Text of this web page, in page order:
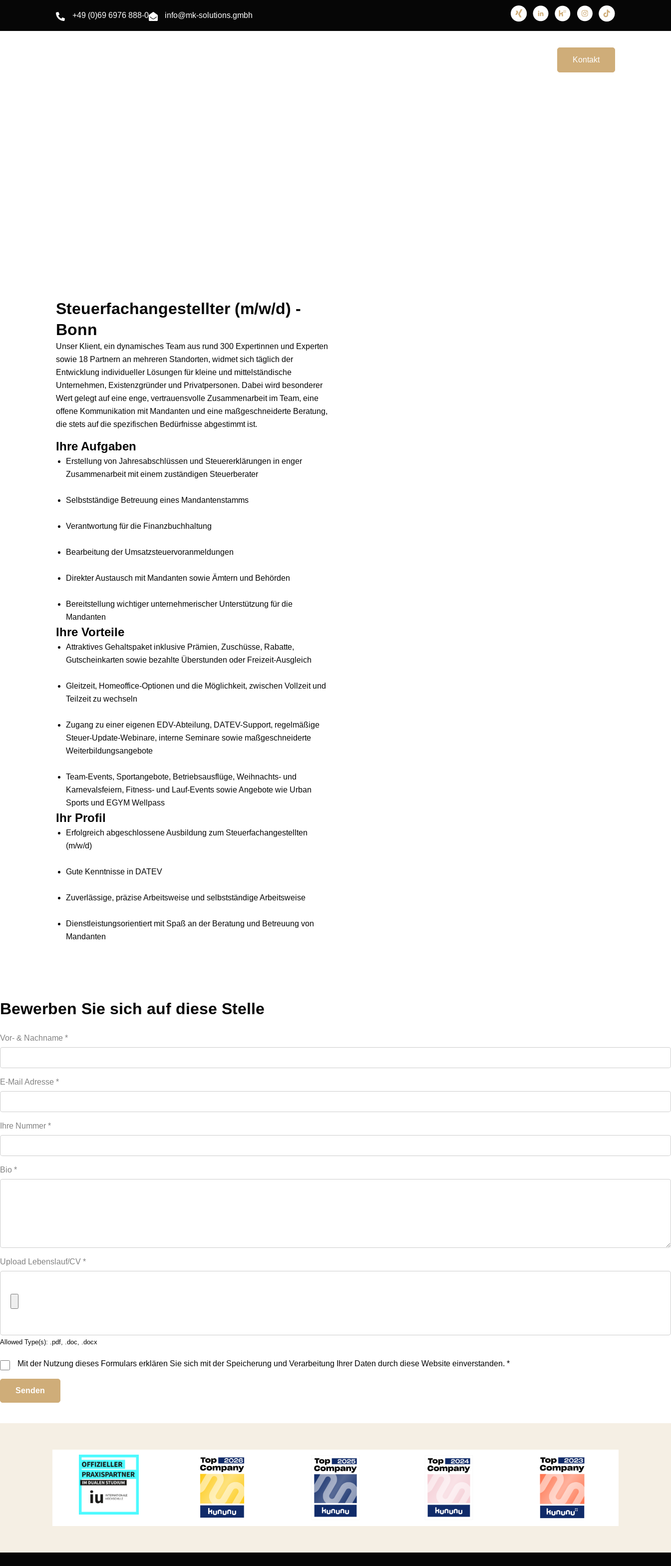
+49 (0)69 6976 888-0 info@mk-solutions.gmbh
Kontakt
Steuerfachangestellter (m/w/d) -
Bonn
Unser Klient, ein dynamisches Team aus rund 300 Expertinnen und Experten
sowie 18 Partnern an mehreren Standorten, widmet sich täglich der
Entwicklung individueller Lösungen für kleine und mittelständische
Unternehmen, Existenzgründer und Privatpersonen. Dabei wird besonderer
Wert gelegt auf eine enge, vertrauensvolle Zusammenarbeit im Team, eine
offene Kommunikation mit Mandanten und eine maßgeschneiderte Beratung,
die stets auf die spezifischen Bedürfnisse abgestimmt ist.
Ihre Aufgaben
Erstellung von Jahresabschlüssen und Steuererklärungen in enger
Zusammenarbeit mit einem zuständigen Steuerberater
Selbstständige Betreuung eines Mandantenstamms
Verantwortung für die Finanzbuchhaltung
Bearbeitung der Umsatzsteuervoranmeldungen
Direkter Austausch mit Mandanten sowie Ämtern und Behörden
Bereitstellung wichtiger unternehmerischer Unterstützung für die
Mandanten
Ihre Vorteile
Attraktives Gehaltspaket inklusive Prämien, Zuschüsse, Rabatte,
Gutscheinkarten sowie bezahlte Überstunden oder Freizeit-Ausgleich
Gleitzeit, Homeoffice-Optionen und die Möglichkeit, zwischen Vollzeit und
Teilzeit zu wechseln
Zugang zu einer eigenen EDV-Abteilung, DATEV-Support, regelmäßige
Steuer-Update-Webinare, interne Seminare sowie maßgeschneiderte
Weiterbildungsangebote
Team-Events, Sportangebote, Betriebsausflüge, Weihnachts- und
Karnevalsfeiern, Fitness- und Lauf-Events sowie Angebote wie Urban
Sports und EGYM Wellpass
Ihr Profil
Erfolgreich abgeschlossene Ausbildung zum Steuerfachangestellten
(m/w/d)
Gute Kenntnisse in DATEV
Zuverlässige, präzise Arbeitsweise und selbstständige Arbeitsweise
Dienstleistungsorientiert mit Spaß an der Beratung und Betreuung von
Mandanten
Bewerben Sie sich auf diese Stelle
Vor- & Nachname *
E-Mail Adresse *
Ihre Nummer *
Bio *
Upload Lebenslauf/CV *
Allowed Type(s): .pdf, .doc, .docx
Mit der Nutzung dieses Formulars erklären Sie sich mit der Speicherung und Verarbeitung Ihrer Daten durch diese Website einverstanden. *